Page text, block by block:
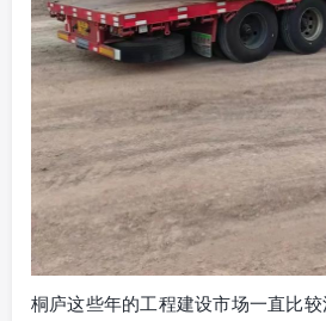
桐庐这些年的工程建设市场一直比